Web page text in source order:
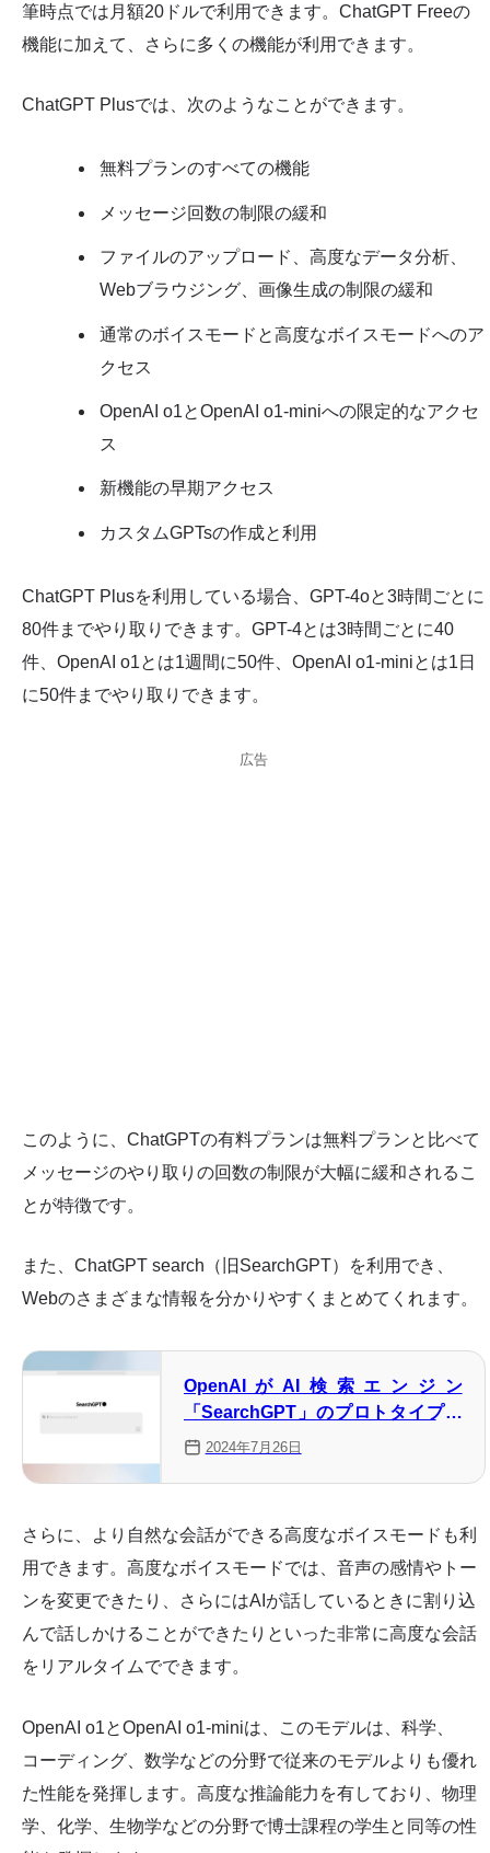
筆時点では月額20ドルで利用できます。ChatGPT Freeの
機能に加えて、さらに多くの機能が利用できます。
ChatGPT Plusでは、次のようなことができます。
無料プランのすべての機能
メッセージ回数の制限の緩和
ファイルのアップロード、高度なデータ分析、
Webブラウジング、画像生成の制限の緩和
通常のボイスモードと高度なボイスモードへのア
クセス
OpenAI o1とOpenAI o1-miniへの限定的なアクセ
ス
新機能の早期アクセス
カスタムGPTsの作成と利用
ChatGPT Plusを利用している場合、GPT-4oと3時間ごとに
80件までやり取りできます。GPT-4とは3時間ごとに40
件、OpenAI o1とは1週間に50件、OpenAI o1-miniとは1日
に50件までやり取りできます。
広告
このように、ChatGPTの有料プランは無料プランと比べて
メッセージのやり取りの回数の制限が大幅に緩和されるこ
とが特徴です。
また、ChatGPT search（旧SearchGPT）を利用でき、
Webのさまざまな情報を分かりやすくまとめてくれます。
OpenAIがAI検索エンジン
「SearchGPT」のプロトタイプを
発表 登録方法は？
2024年7月26日
さらに、より自然な会話ができる高度なボイスモードも利
用できます。高度なボイスモードでは、音声の感情やトー
ンを変更できたり、さらにはAIが話しているときに割り込
んで話しかけることができたりといった非常に高度な会話
をリアルタイムでできます。
OpenAI o1とOpenAI o1-miniは、このモデルは、科学、
コーディング、数学などの分野で従来のモデルよりも優れ
た性能を発揮します。高度な推論能力を有しており、物理
学、化学、生物学などの分野で博士課程の学生と同等の性